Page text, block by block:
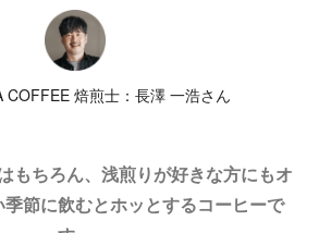
COFFEE 焙煎士：長澤 一浩さん
もちろん、浅煎りが好きな方にもオ
節に飲むとホッとするコーヒーで